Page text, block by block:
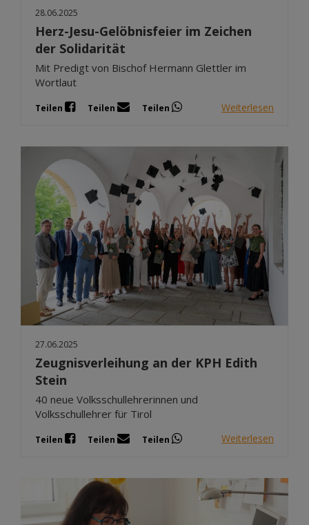
28.06.2025
Herz-Jesu-Gelöbnisfeier im Zeichen
der Solidarität
Mit Predigt von Bischof Hermann Glettler im
Wortlaut
Teilen Teilen Teilen Weiterlesen
27.06.2025
Zeugnisverleihung an der KPH Edith
Stein
40 neue Volksschullehrerinnen und
Volksschullehrer für Tirol
Teilen Teilen Teilen Weiterlesen